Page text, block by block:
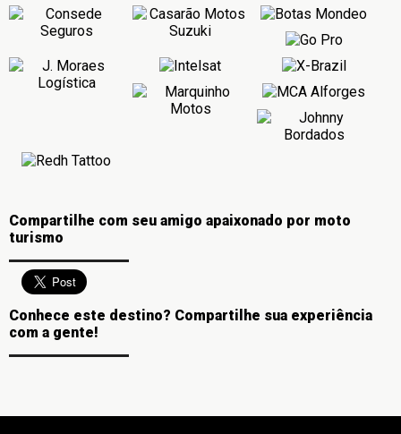
Compartilhe com seu amigo apaixonado por moto
turismo
Conhece este destino? Compartilhe sua experiência
com a gente!